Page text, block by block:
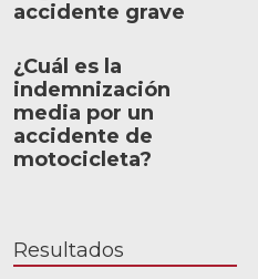
accidente grave
¿Cuál es la
indemnización
media por un
accidente de
motocicleta?
Resultados